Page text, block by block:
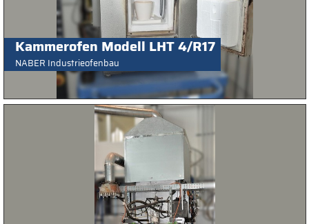
Kammerofen Modell LHT 4/R17
NABER Industrieofenbau